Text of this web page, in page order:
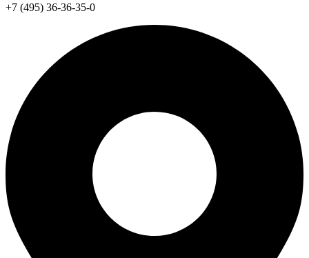
+7 (495) 36-36-35-0